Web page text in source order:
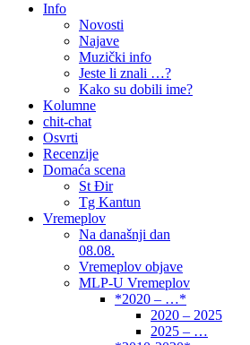
Info
Novosti
Najave
Muzički info
Jeste li znali …?
Kako su dobili ime?
Kolumne
chit-chat
Osvrti
Recenzije
Domaća scena
St Đir
Tg Kantun
Vremeplov
Na današnji dan
08.08.
Vremeplov objave
MLP-U Vremeplov
*2020 – …*
2020 – 2025
2025 – …